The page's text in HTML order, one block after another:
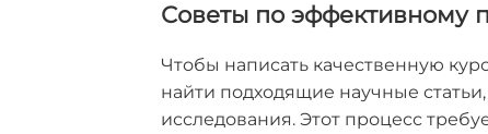
Советы по эффективному
Чтобы написать качественную
найти подходящие научные
исследования. Этот процесс